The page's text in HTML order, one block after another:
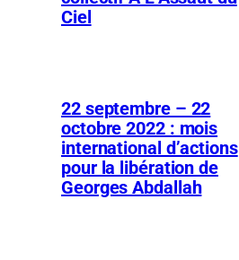
Ciel
22 septembre – 22
octobre 2022 : mois
international d’actions
pour la libération de
Georges Abdallah